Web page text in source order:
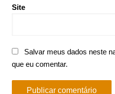
Site
Salvar meus dados neste
que eu comentar.